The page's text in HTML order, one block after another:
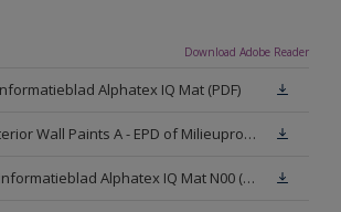
Download Adobe Reader
Alphatex IQ Mat (PDF)
Sikkens Exterior Wall Paints A - EPD of Milieuproductverklaring
Veiligheidsinformatieblad Alphatex IQ Mat N00 (MSDS)